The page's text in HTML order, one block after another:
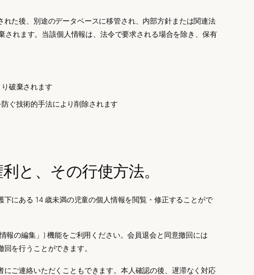
た後、別途のデータベースに移管され、内部方針または関連法
れます。当該個人情報は、法令で要求される場合を除き、保有
破棄されます
ぐ技術的手法により削除されます
と、その行使方法。
にある 14 歳未満の児童の個人情報を閲覧・修正することがで
の編集」) 機能をご利用ください。会員退会と同意撤回には
を行うことができます。
ご連絡いただくこともできます。本人確認の後、遅滞なく対応